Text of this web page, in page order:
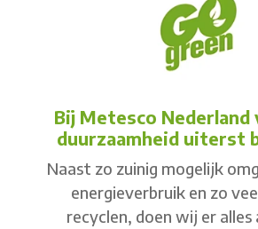
Bij Metesco Nederland
duurzaamheid uiterst
Naast zo zuinig mogelijk
energieverbruik en zo
recyclen, doen wij er alles